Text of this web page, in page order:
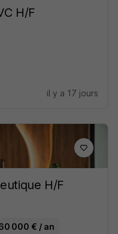
H/F
il y a 17 jours
H/F
000 € / an